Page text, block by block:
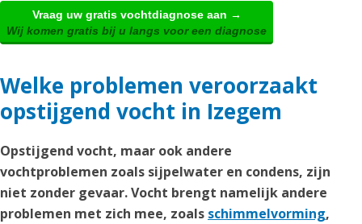
Vraag uw gratis vochtdiagnose aan →
Wij komen gratis bij u langs voor een diagnose
Welke problemen veroorzaakt
opstijgend vocht in Izegem
Opstijgend vocht, maar ook andere
vochtproblemen zoals sijpelwater en condens, zijn
niet zonder gevaar. Vocht brengt namelijk andere
problemen met zich mee, zoals schimmelvorming,